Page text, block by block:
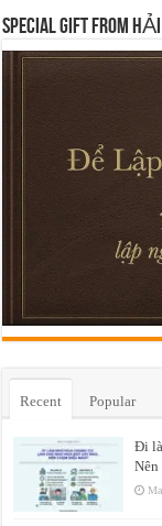
SPECIAL GIFT FROM HẢI
Recent Popular
Đi
Nên